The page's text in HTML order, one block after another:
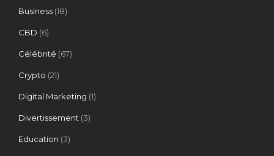
Business (18)
CBD (6)
Célébrité (67)
Crypto (21)
Digital Marketing (1)
Divertissement (3)
Education (3)